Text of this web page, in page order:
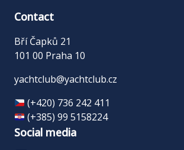
Contact
Bří Čapků 21
101 00 Praha 10
yachtclub@yachtclub.cz
(+420) 736 242 411
(+385) 99 5158224
Social media